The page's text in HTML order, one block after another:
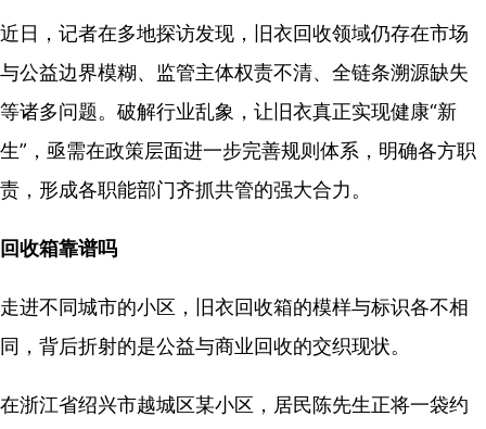
近日，记者在多地探访发现，旧衣回收领域仍存在市场
与公益边界模糊、监管主体权责不清、全链条溯源缺失
等诸多问题。破解行业乱象，让旧衣真正实现健康“新
生”，亟需在政策层面进一步完善规则体系，明确各方职
责，形成各职能部门齐抓共管的强大合力。
回收箱靠谱吗
走进不同城市的小区，旧衣回收箱的模样与标识各不相
同，背后折射的是公益与商业回收的交织现状。
在浙江省绍兴市越城区某小区，居民陈先生正将一袋约